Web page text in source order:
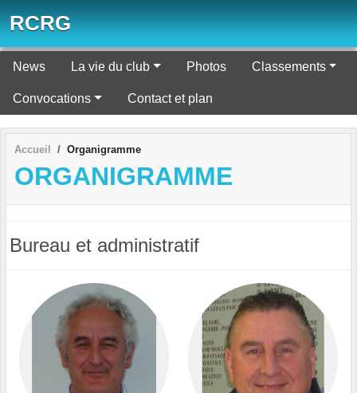
RCRG
News La vie du club Photos Classements
Convocations Contact et plan
Accueil Organigramme
ORGANIGRAMME
Bureau et administratif